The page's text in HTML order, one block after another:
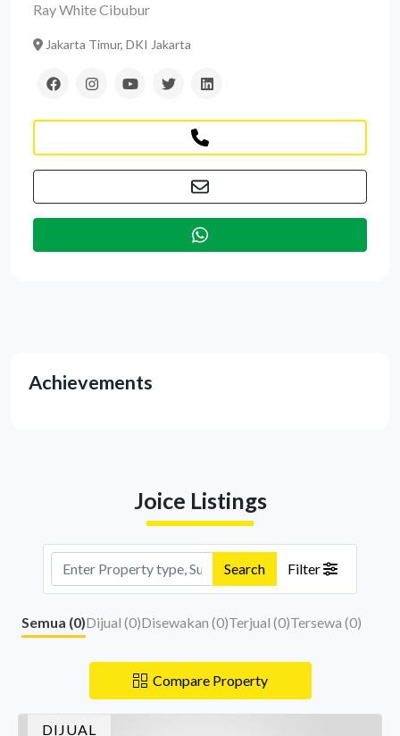
Ray White Cibubur
Jakarta Timur, DKI Jakarta
Achievements
Joice Listings
Search Filter
Semua (0)Dijual (0)Disewakan (0)Terjual (0)Tersewa (0)
Compare Property
DIJUAL